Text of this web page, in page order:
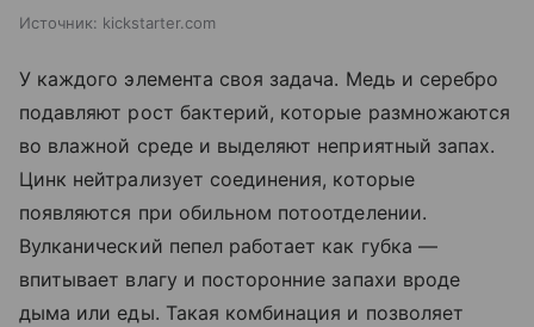
Источник: kickstarter.com
У каждого элемента своя задача. Медь и серебро
подавляют рост бактерий, которые размножаются
во влажной среде и выделяют неприятный запах.
Цинк нейтрализует соединения, которые
появляются при обильном потоотделении.
Вулканический пепел работает как губка —
впитывает влагу и посторонние запахи вроде
дыма или еды. Такая комбинация и позволяет